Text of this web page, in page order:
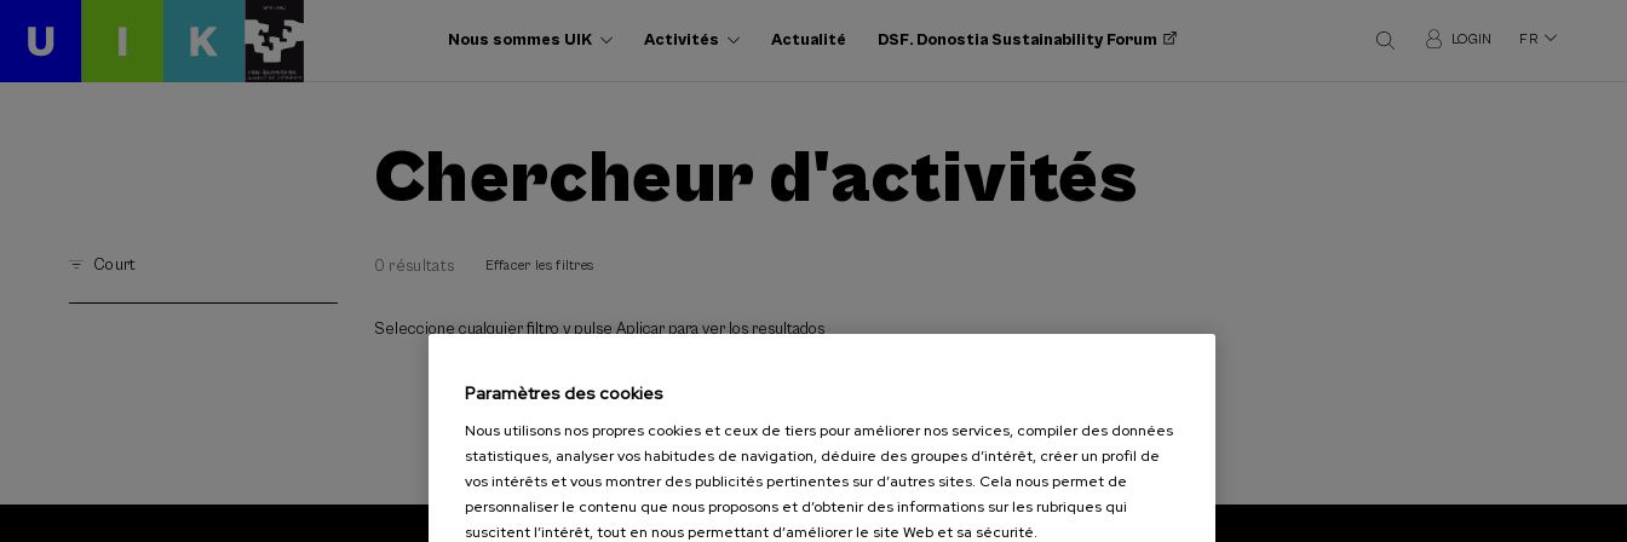
Nous sommes UIK Activités Actualité DSF. Donostia Sustainability Forum LOGIN FR
Chercheur d'activités
Court 0 résultats Effacer les filtres
Seleccione cualquier filtro y pulse Aplicar para ver los resultados
Paramètres des cookies
Nous utilisons nos propres cookies et ceux de tiers pour améliorer nos services, compiler des données
statistiques, analyser vos habitudes de navigation, déduire des groupes d’intérêt, créer un profil de
vos intérêts et vous montrer des publicités pertinentes sur d’autres sites. Cela nous permet de
personnaliser le contenu que nous proposons et d’obtenir des informations sur les rubriques qui
suscitent l’intérêt, tout en nous permettant d’améliorer le site Web et sa sécurité.